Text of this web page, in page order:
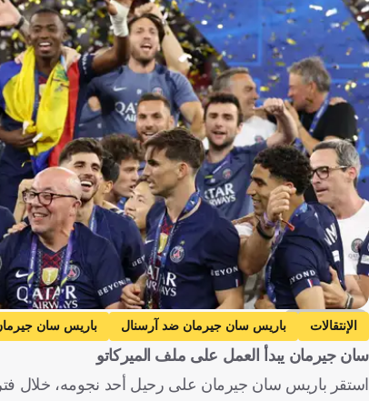
Getty Images
الإنتقالات باريس سان جيرمان ضد آرسنال باريس سان
أتلتيكو مدريد
فرنسا إنجلترا هنغاريا
سان جيرمان يبدأ العمل على ملف الميركاتو
استقر باريس سان جيرمان على رحيل أحد نجومه، خلال فترة